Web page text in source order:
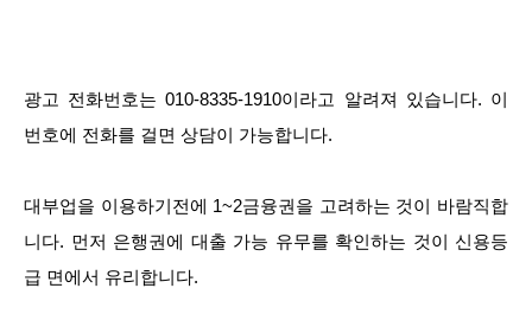
광고 전화번호는 010-8335-1910이라고 알려져 있습니다. 이
번호에 전화를 걸면 상담이 가능합니다.
대부업을 이용하기전에 1~2금융권을 고려하는 것이 바람직합
니다. 먼저 은행권에 대출 가능 유무를 확인하는 것이 신용등
급 면에서 유리합니다.